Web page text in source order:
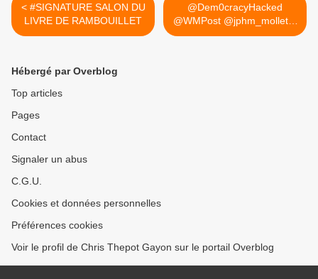
< #SIGNATURE SALON DU
LIVRE DE RAMBOUILLET
@Dem0cracyHacked
@WMPost @jphm_mollet...
>
Hébergé par Overblog
Top articles
Pages
Contact
Signaler un abus
C.G.U.
Cookies et données personnelles
Préférences cookies
Voir le profil de Chris Thepot Gayon sur le portail Overblog